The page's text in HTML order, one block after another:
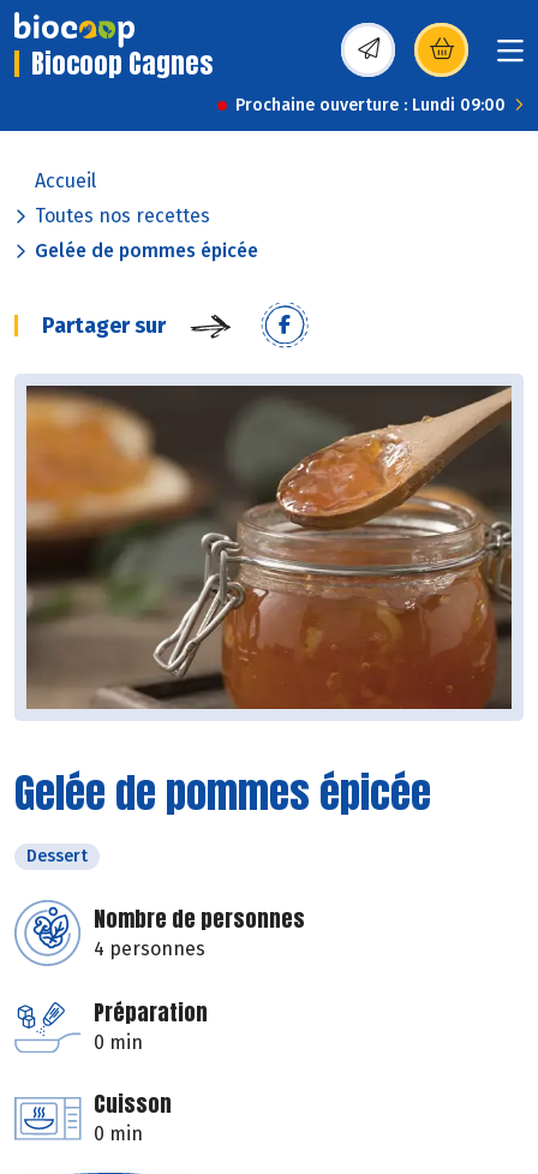
Biocoop Cagnes (s’ouvre dans une
Prochaine ouverture : Lundi 09:00
Accueil
Toutes nos recettes
Gelée de pommes épicée
Partager sur
Gelée de pommes épicée
Dessert
Nombre de personnes
4 personnes
Préparation
0 min
Cuisson
0 min